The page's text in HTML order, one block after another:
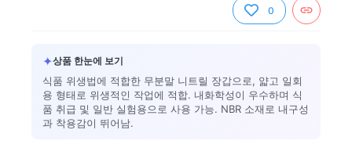
0
✦상품 한눈에 보기
식품 위생법에 적합한 무분말 니트릴 장갑으로, 얇고 일회
용 형태로 위생적인 작업에 적합. 내화학성이 우수하며 식
품 취급 및 일반 실험용으로 사용 가능. NBR 소재로 내구성
과 착용감이 뛰어남.